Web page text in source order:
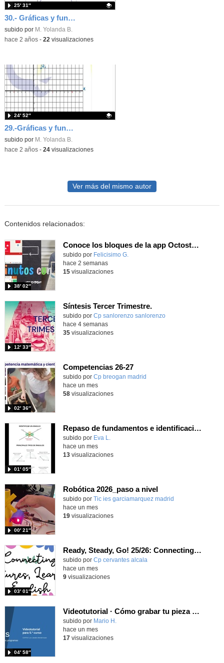
30.- Gráficas y funciones 2
Contenido educativo.
subido por M. Yolanda B.
25′ 31″
-hace 2 años- 22 visualizaciones
29.-Gráficas y funciones - Contenido educativo
Contenido educativo.
subido por M. Yolanda B.
24′ 52″
-hace 2 años- 24visualizaciones
Ver más del mismo autor
Contenidos relacionados:
Conoce los bloques de la app Octostudio, gratuito, offline y para tu tablet y móvil - Contenido educativo
Contenido educativo.
subido por Felicisimo G.
38′ 02″
hace 2 semanas
15visualizaciones
Síntesis Tercer Trimestre.
Contenido educativo.
subido por Cp sanlorenzo sanlorenzo
12′ 33″
-
hace 4 semanas
35visualizaciones
Competencias 26-27- Contenido educativo
Contenido educativo.
subido por Cp breogan madrid
02′ 36″
hace un mes
58visualizaciones
Repaso de fundamentos e identificación de ángulos
Contenido educativo.
subido por Eva L.
01′ 05″
hace un mes
13visualizaciones
Robótica 2026_paso a nivel
Contenido educativo.
subido por Tic ies garciamarquez madrid
00′ 21″
hace un mes
19visualizaciones
Ready, Steady, Go! 25/26: Connecting Cultures, Learning English
Contenido educativo.
subido por Cp cervantes alcala
03′ 01″
hace un mes
9visualizaciones
Videotutorial · Cómo grabar tu pieza sonora · Radio Jarales
Contenido educativo.
subido por Mario H.
04′ 58″
hace un mes
17visualizaciones